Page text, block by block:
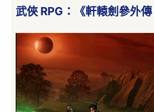
武俠 RPG：《軒轅劍參外傳